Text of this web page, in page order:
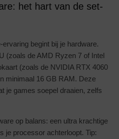
het hart van de set-
begint bij je hardware.
(zoals de AMD Ryzen 7 of Intel
(zoals de NVIDIA RTX 4060
minimaal 16 GB RAM. Deze
je games soepel draaien, zelfs
op balans: een ultra krachtige
je processor achterloopt. Tip: